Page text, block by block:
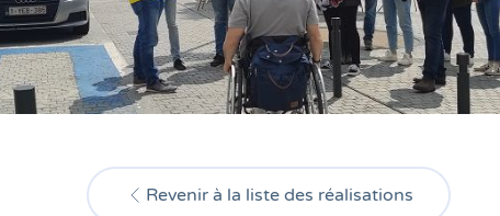
Revenir à la liste des réalisations